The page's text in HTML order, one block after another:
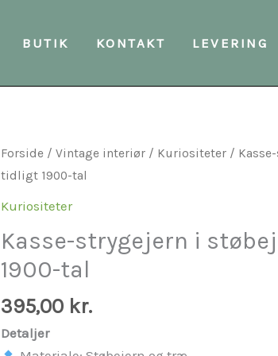
BUTIK KONTAKT LEVERING
Forside /Vintage interiør / Kuriositeter /
tidligt 1900-tal
Kuriositeter
Kasse-strygejern i
1900-tal
395,00 kr.
Detaljer
Kasse-
strygejern
–
tidligt
tal
antal
–